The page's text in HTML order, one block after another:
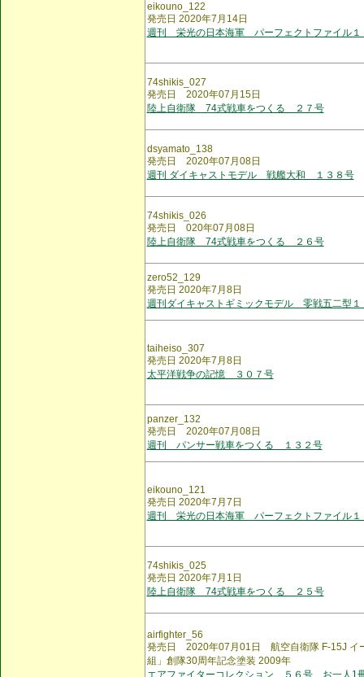
eikouno_122
発売日 2020年7月14日
週刊 栄光の日本海軍 パーフェクトファイル１
74shikis_027
発売日 2020年07月15日
陸上自衛隊 74式戦車をつくる ２７号
dsyamato_138
発売日 2020年07月08日
週刊 ダイキャストモデル 戦艦大和 １３８号
74shikis_026
発売日 020年07月08日
陸上自衛隊 74式戦車をつくる ２６号
zero52_129
発売日 2020年7月8日
週刊ダイキャストギミックモデル 零戦五二型１
taiheiso_307
発売日 2020年7月8日
太平洋戦争の記憶 ３０７号
panzer_132
発売日 2020年07月08日
週刊 パンサー戦車をつくる １３２号
eikouno_121
発売日 2020年7月7日
週刊 栄光の日本海軍 パーフェクトファイル１
74shikis_025
発売日 2020年7月1日
陸上自衛隊 74式戦車をつくる ２５号
airfighter_56
発売日 2020年07月01日 航空自衛隊 F-15J イ
組」創隊30周年記念塗装 2009年
エアファイターコレクション ５６号 お一人1